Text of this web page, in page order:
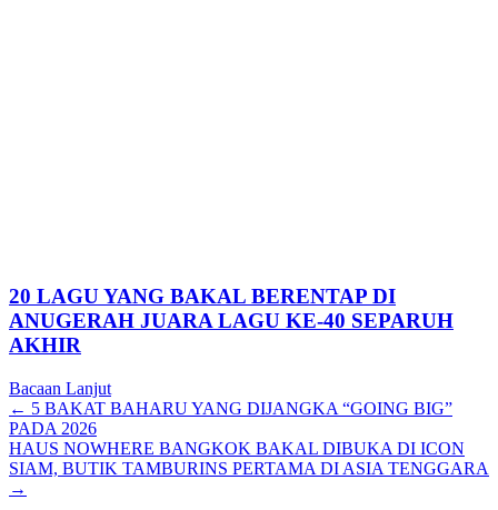
20 LAGU YANG BAKAL BERENTAP DI
ANUGERAH JUARA LAGU KE-40 SEPARUH
AKHIR
Bacaan Lanjut
Posts
navigation
← 5 BAKAT BAHARU YANG DIJANGKA “GOING BIG”
PADA 2026
HAUS NOWHERE BANGKOK BAKAL DIBUKA DI ICON
SIAM, BUTIK TAMBURINS PERTAMA DI ASIA TENGGARA
→